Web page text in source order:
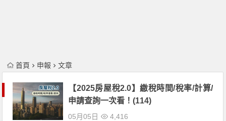
首頁 申報 文章
【2025房屋稅2.0】繳稅時間/稅率/計算/
申請查詢一次看！(114)
05月05日 4,416